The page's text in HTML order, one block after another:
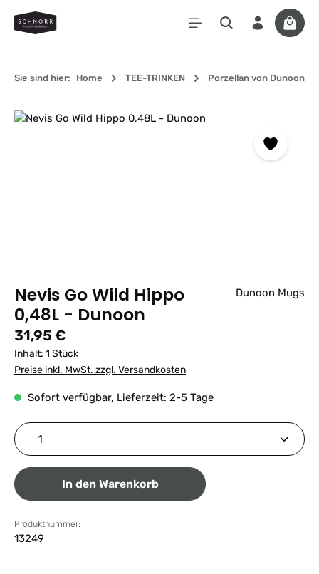
Zum Hauptinhalt springen
Sie sind hier: Home TEE-TRINKEN Porzellan von Dunoon
Bildergalerie überspringen
Nevis Go Wild Hippo
0,48L - Dunoon
Dunoon Mugs
Regulärer Preis:
31,95 €
Inhalt: 1 Stück
Preise inkl. MwSt. zzgl. Versandkosten
Sofort verfügbar, Lieferzeit: 2-5 Tage
Produkt Anzahl: Gib den gewünschten Wert ein
In den Warenkorb
Produktnummer:
13249